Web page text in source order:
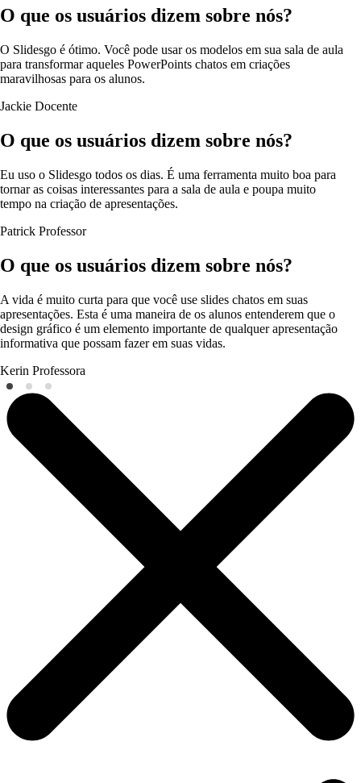
O que os usuários dizem sobre nós?
O Slidesgo é ótimo. Você pode usar os modelos em sua sala de aula
para transformar aqueles PowerPoints chatos em criações
maravilhosas para os alunos.
Jackie Docente
O que os usuários dizem sobre nós?
Eu uso o Slidesgo todos os dias. É uma ferramenta muito boa para
tornar as coisas interessantes para a sala de aula e poupa muito
tempo na criação de apresentações.
Patrick Professor
O que os usuários dizem sobre nós?
A vida é muito curta para que você use slides chatos em suas
apresentações. Esta é uma maneira de os alunos entenderem que o
design gráfico é um elemento importante de qualquer apresentação
informativa que possam fazer em suas vidas.
Kerin Professora